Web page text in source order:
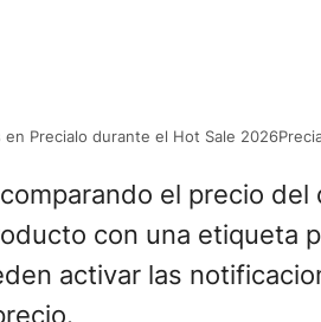
Precialo durante el Hot Sale
el precio
con una etiqueta
activar las